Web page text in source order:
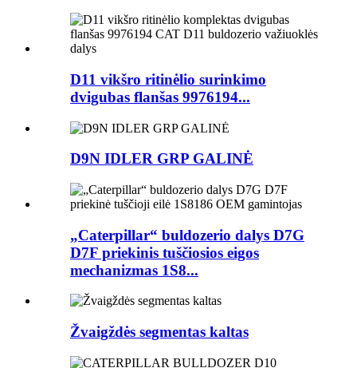
D11 vikšro ritinėlio surinkimo
dvigubas flanšas 9976194...
D9N IDLER GRP GALINĖ
„Caterpillar“ buldozerio dalys D7G
D7F priekinis tuščiosios eigos
mechanizmas 1S8...
Žvaigždės segmentas kaltas